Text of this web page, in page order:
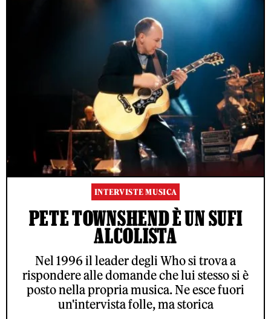
INTERVISTE MUSICA
PETE TOWNSHEND È UN SUFI
ALCOLISTA
Nel 1996 il leader degli Who si trova a
rispondere alle domande che lui stesso si è
posto nella propria musica. Ne esce fuori
un'intervista folle, ma storica